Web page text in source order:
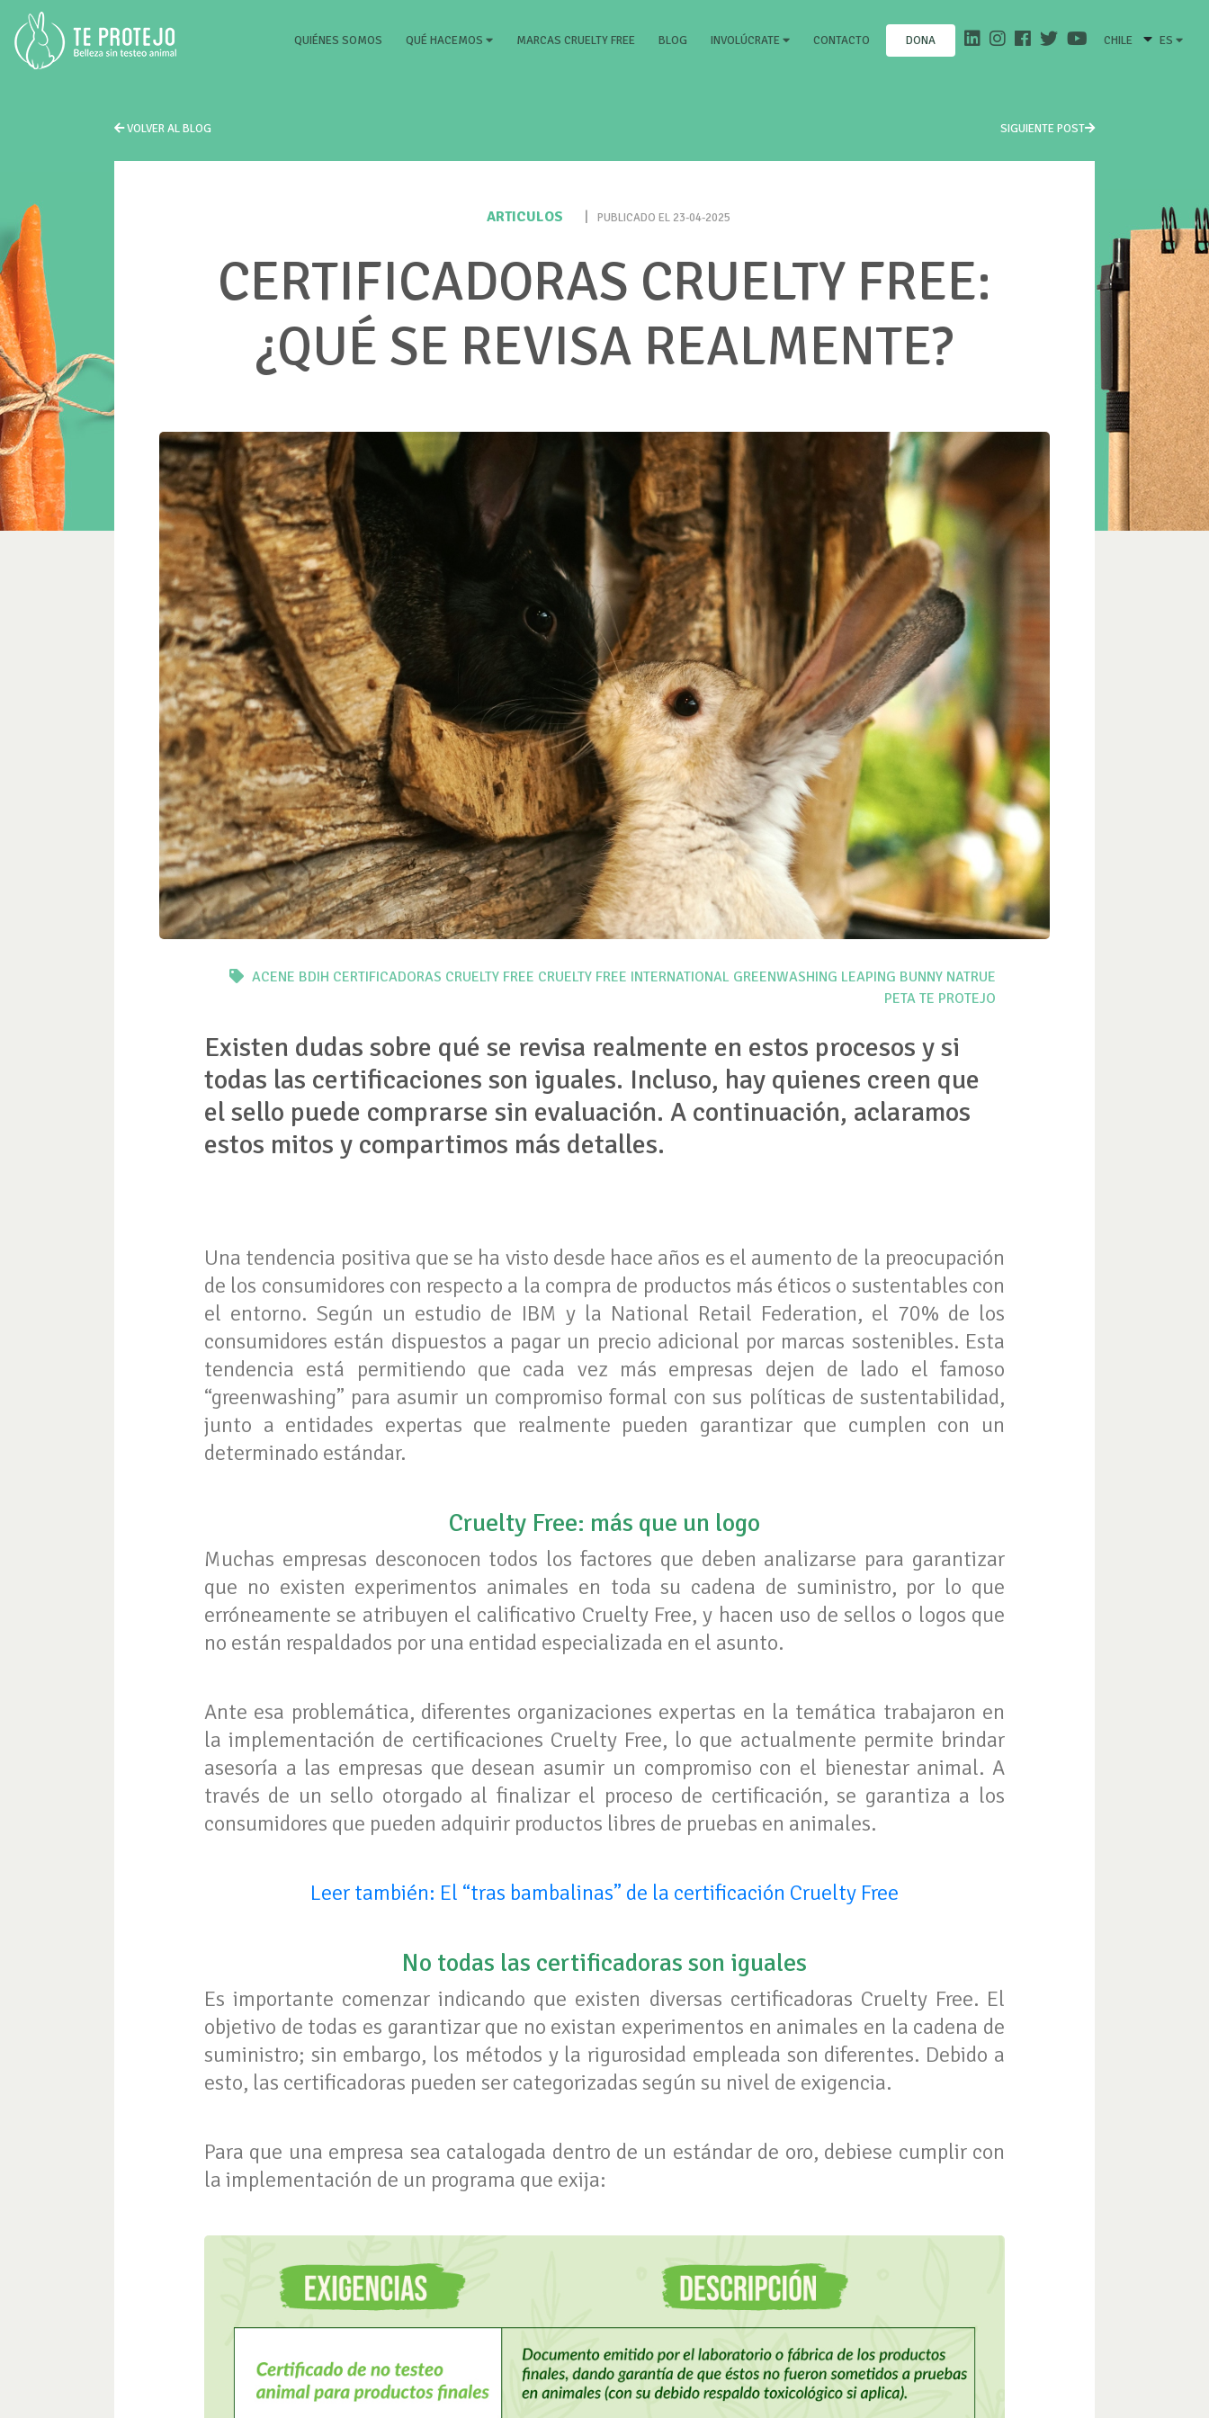
QUIÉNES SOMOS (CURRENT)
QUÉ HACEMOS MARCAS CRUELTY FREE BLOG INVOLÚCRATE CONTACTO DONA CHILE ES
VOLVER AL BLOG SIGUIENTE POST
ARTICULOS PUBLICADO EL 23-04-2025
CERTIFICADORAS CRUELTY FREE:
¿QUÉ SE REVISA REALMENTE?
ACENE BDIH CERTIFICADORAS CRUELTY FREE CRUELTY FREE INTERNATIONAL GREENWASHING LEAPING BUNNY NATRUE
PETA TE PROTEJO
Existen dudas sobre qué se revisa realmente en estos procesos y si
todas las certificaciones son iguales. Incluso, hay quienes creen que
el sello puede comprarse sin evaluación. A continuación, aclaramos
estos mitos y compartimos más detalles.
Una tendencia positiva que se ha visto desde hace años es el aumento de la preocupación
de los consumidores con respecto a la compra de productos más éticos o sustentables con
el entorno. Según un estudio de IBM y la National Retail Federation, el 70% de los
consumidores están dispuestos a pagar un precio adicional por marcas sostenibles. Esta
tendencia está permitiendo que cada vez más empresas dejen de lado el famoso
“greenwashing” para asumir un compromiso formal con sus políticas de sustentabilidad,
junto a entidades expertas que realmente pueden garantizar que cumplen con un
determinado estándar.
Cruelty Free: más que un logo
Muchas empresas desconocen todos los factores que deben analizarse para garantizar
que no existen experimentos animales en toda su cadena de suministro, por lo que
erróneamente se atribuyen el calificativo Cruelty Free, y hacen uso de sellos o logos que
no están respaldados por una entidad especializada en el asunto.
Ante esa problemática, diferentes organizaciones expertas en la temática trabajaron en
la implementación de certificaciones Cruelty Free, lo que actualmente permite brindar
asesoría a las empresas que desean asumir un compromiso con el bienestar animal. A
través de un sello otorgado al finalizar el proceso de certificación, se garantiza a los
consumidores que pueden adquirir productos libres de pruebas en animales.
Leer también: El “tras bambalinas” de la certificación Cruelty Free
No todas las certificadoras son iguales
Es importante comenzar indicando que existen diversas certificadoras Cruelty Free. El
objetivo de todas es garantizar que no existan experimentos en animales en la cadena de
suministro; sin embargo, los métodos y la rigurosidad empleada son diferentes. Debido a
esto, las certificadoras pueden ser categorizadas según su nivel de exigencia.
Para que una empresa sea catalogada dentro de un estándar de oro, debiese cumplir con
la implementación de un programa que exija: